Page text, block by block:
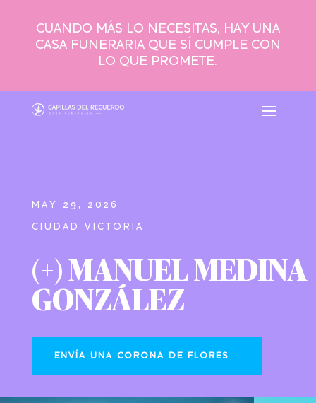
CUANDO MÁS LO NECESITAS, HAY UNA
CASA FUNERARIA QUE SÍ CUMPLE CON
LO QUE PROMETE.
MAY 29, 2026
CIUDAD VICTORIA
(+) MANUEL MEDINA
GONZÁLEZ
ENVÍA UNA CORONA DE FLORES